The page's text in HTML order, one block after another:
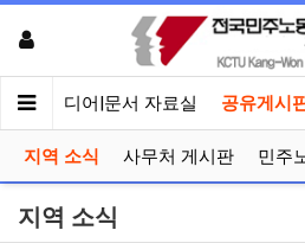
견 미디어|문서 자료실 공유게시
지역 소식 사무처 게시판 민주
지역 소식